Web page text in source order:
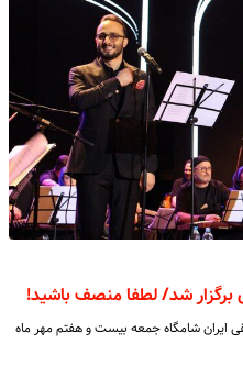
شد/ لطفا منصف باشید!
ایران شامگاه جمعه بیست و هفتم مهر ماه